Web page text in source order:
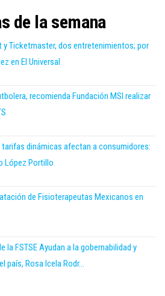
de la semana
y Ticketmaster, dos entretenimientos; por
en El Universal
recomienda Fundación MSI realizar
dinámicas afectan a consumidores:
López Portillo
de Fisioterapeutas Mexicanos en
la FSTSE Ayudan a la gobernabilidad y
país, Rosa Icela Rodr...